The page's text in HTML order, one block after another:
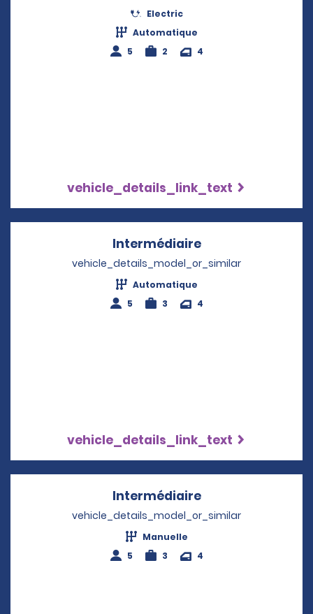
Electric
Automatique
5
2 4
vehicle_details_link_text
IntermédiaireOpens in a new
vehicle_details_model_or_similar
Automatique
5
3 4
vehicle_details_link_text
IntermédiaireOpens in a new
vehicle_details_model_or_similar
Manuelle
5
3 4